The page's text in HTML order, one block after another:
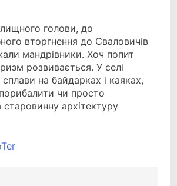
голови, до
вторгнення до Сваловичів
мандрівники. Хоч попит
розвивається. У селі
на байдарках і каяках,
чи просто
архітектуру